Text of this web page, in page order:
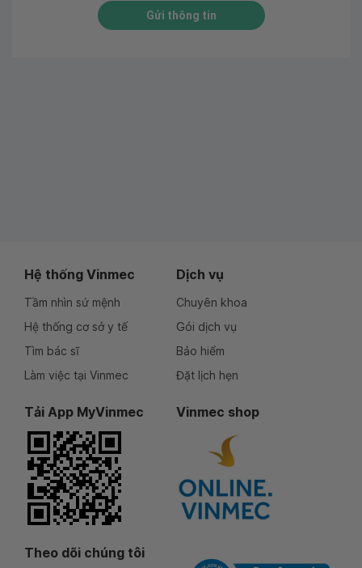
Gửi thông tin
Hệ thống Vinmec
Tầm nhìn sứ mệnh
Hệ thống cơ sở y tế
Tìm bác sĩ
Làm việc tại Vinmec
Dịch vụ
Chuyên khoa
Gói dịch vụ
Bảo hiểm
Đặt lịch hẹn
Tải App MyVinmec Vinmec shop
Theo dõi chúng tôi